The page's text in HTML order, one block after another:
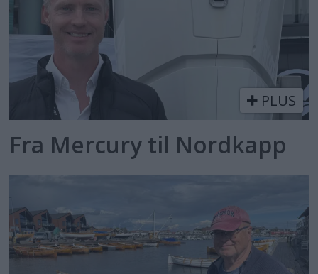
PLUS
Fra Mercury til Nordkapp